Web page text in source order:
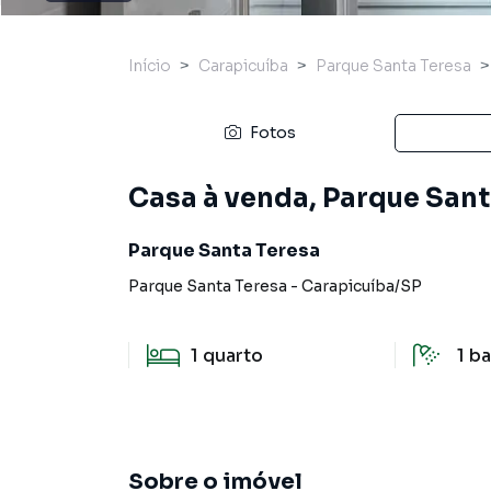
Início Carapicuíba Parque Santa Teresa
Fotos
Casa à venda, Parque
Parque Santa Teresa
Parque Santa Teresa - Carapicuíba/SP
1 quarto 1
Sobre o imóvel